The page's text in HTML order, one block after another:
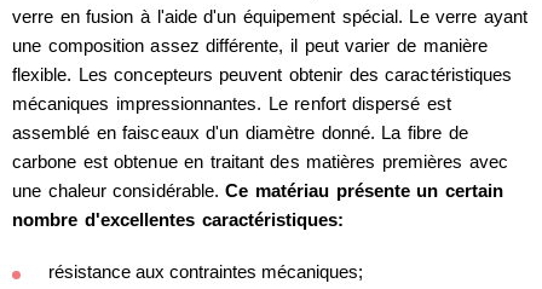
verre en fusion à l'aide d'un équipement spécial. Le verre ayant
une composition assez différente, il peut varier de manière
flexible. Les concepteurs peuvent obtenir des caractéristiques
mécaniques impressionnantes. Le renfort dispersé est
assemblé en faisceaux d'un diamètre donné. La fibre de
carbone est obtenue en traitant des matières premières avec
une chaleur considérable.Ce matériau présente un certain
nombre d'excellentes caractéristiques:
résistance aux contraintes mécaniques;